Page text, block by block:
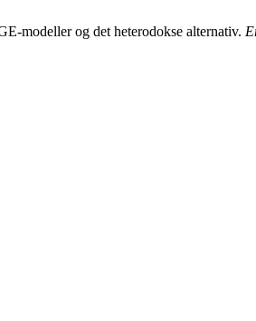
modeller og det heterodokse alternativ.